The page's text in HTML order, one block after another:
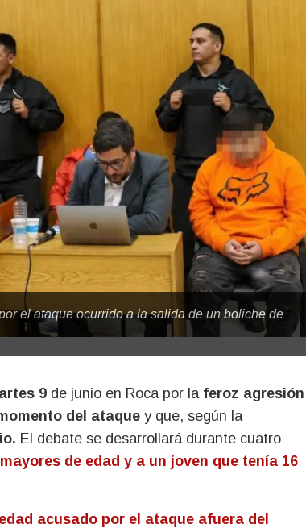
el ataque ocurrido a la salida de un boliche de
9 de junio en Roca por la feroz agresión
del ataque y que, según la
El debate se desarrollará durante cuatro
de edad y a un joven que tenía 16
acusado por el ataque afuera del